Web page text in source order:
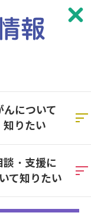
んについて
知りたい
談・支援に
て知りたい